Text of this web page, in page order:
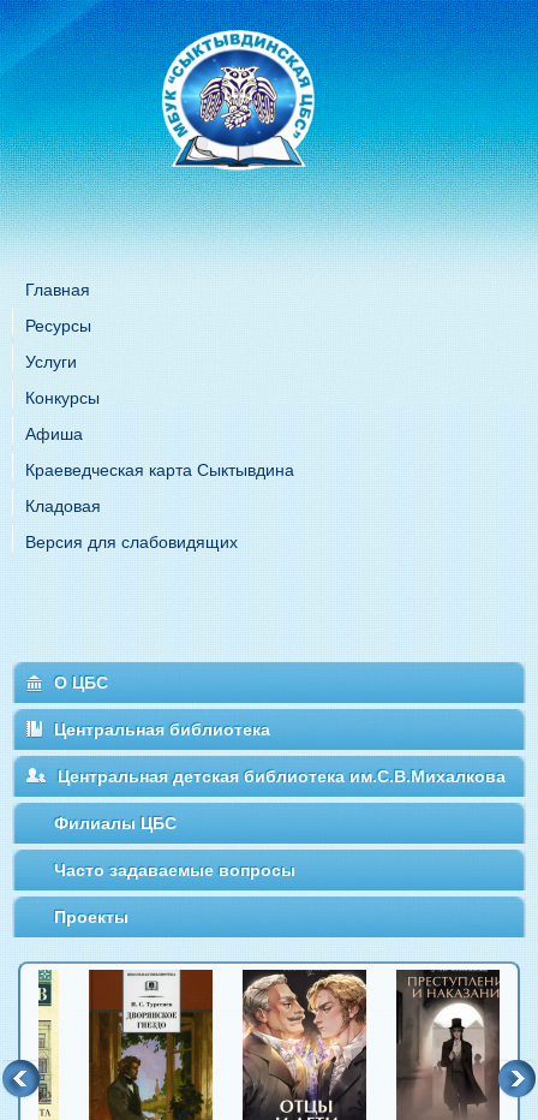
Главная
Ресурсы
Услуги
Конкурсы
Афиша
Краеведческая карта Сыктывдина
Кладовая
Версия для слабовидящих
О ЦБС
Центральная библиотека
Центральная детская библиотека им.С.В.Михалкова
Филиалы ЦБС
Часто задаваемые вопросы
Проекты